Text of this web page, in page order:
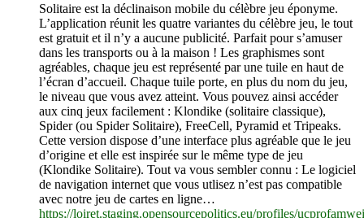
Solitaire est la déclinaison mobile du célèbre jeu éponyme.
L’application réunit les quatre variantes du célèbre jeu, le tout
est gratuit et il n’y a aucune publicité. Parfait pour s’amuser
dans les transports ou à la maison ! Les graphismes sont
agréables, chaque jeu est représenté par une tuile en haut de
l’écran d’accueil. Chaque tuile porte, en plus du nom du jeu,
le niveau que vous avez atteint. Vous pouvez ainsi accéder
aux cinq jeux facilement : Klondike (solitaire classique),
Spider (ou Spider Solitaire), FreeCell, Pyramid et Tripeaks.
Cette version dispose d’une interface plus agréable que le jeu
d’origine et elle est inspirée sur le même type de jeu
(Klondike Solitaire). Tout va vous sembler connu : Le logiciel
de navigation internet que vous utlisez n’est pas compatible
avec notre jeu de cartes en ligne…
https://loiret.staging.opensourcepolitics.eu/profiles/